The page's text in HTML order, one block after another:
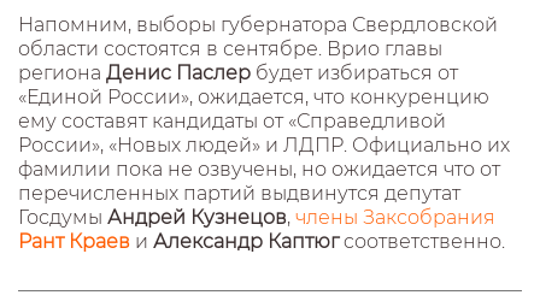
Напомним, выборы губернатора Свердловской
области состоятся в сентябре. Врио главы
региона Денис Паслер будет избираться от
«Единой России», ожидается, что конкуренцию
ему составят кандидаты от «Справедливой
России», «Новых людей» и ЛДПР. Официально их
фамилии пока не озвучены, но ожидается что от
перечисленных партий выдвинутся депутат
Госдумы Андрей Кузнецов, члены Заксобрания
Рант Краев и Александр Каптюгcоответственно.